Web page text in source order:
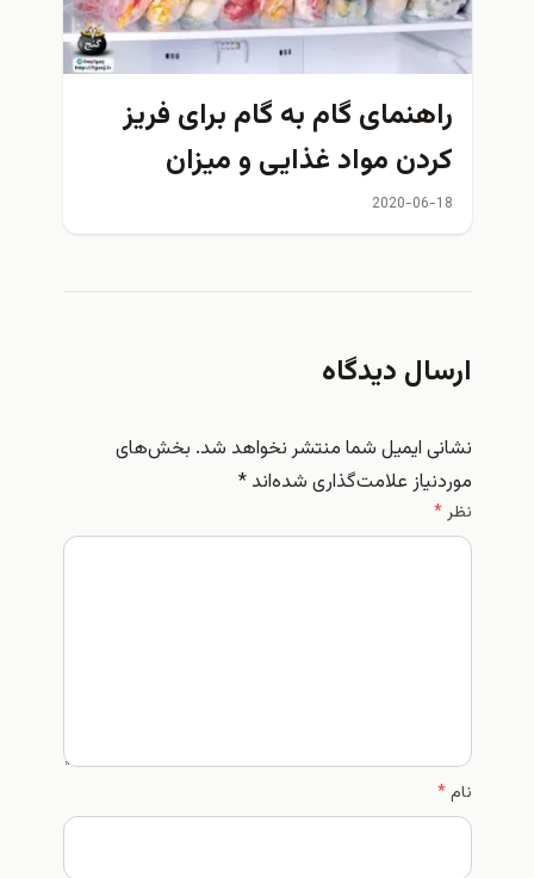
راهنمای گام به گام برای فریز
کردن مواد غذایی و میزان
ماندگاری آنها
2020-06-18
ارسال دیدگاه
نشانی ایمیل شما منتشر نخواهد شد. بخش‌های
موردنیاز علامت‌گذاری شده‌اند*
نظر*
نام*